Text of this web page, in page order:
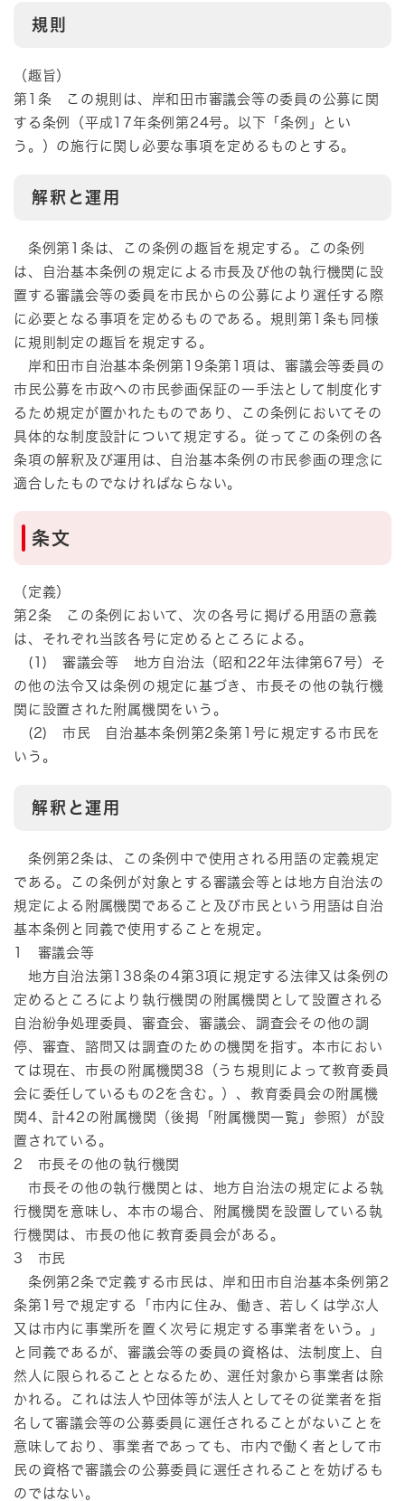
規則
（趣旨）
第1条 この規則は、岸和田市審議会等の委員の公募に関
する条例（平成17年条例第24号。以下「条例」とい
う。）の施行に関し必要な事項を定めるものとする。
解釈と運用
条例第1条は、この条例の趣旨を規定する。この条例
は、自治基本条例の規定による市長及び他の執行機関に設
置する審議会等の委員を市民からの公募により選任する際
に必要となる事項を定めるものである。規則第1条も同様
に規則制定の趣旨を規定する。
岸和田市自治基本条例第19条第1項は、審議会等委員の
市民公募を市政への市民参画保証の一手法として制度化す
るため規定が置かれたものであり、この条例においてその
具体的な制度設計について規定する。従ってこの条例の各
条項の解釈及び運用は、自治基本条例の市民参画の理念に
適合したものでなければならない。
条文
（定義）
第2条 この条例において、次の各号に掲げる用語の意義
は、それぞれ当該各号に定めるところによる。
(1) 審議会等 地方自治法（昭和22年法律第67号）そ
の他の法令又は条例の規定に基づき、市長その他の執行機
関に設置された附属機関をいう。
(2) 市民 自治基本条例第2条第1号に規定する市民を
いう。
解釈と運用
条例第2条は、この条例中で使用される用語の定義規定
である。この条例が対象とする審議会等とは地方自治法の
規定による附属機関であること及び市民という用語は自治
基本条例と同義で使用することを規定。
1 審議会等
地方自治法第138条の4第3項に規定する法律又は条例の
定めるところにより執行機関の附属機関として設置される
自治紛争処理委員、審査会、審議会、調査会その他の調
停、審査、諮問又は調査のための機関を指す。本市におい
ては現在、市長の附属機関38（うち規則によって教育委員
会に委任しているもの2を含む。）、教育委員会の附属機
関4、計42の附属機関（後掲「附属機関一覧」参照）が設
置されている。
2 市長その他の執行機関
市長その他の執行機関とは、地方自治法の規定による執
行機関を意味し、本市の場合、附属機関を設置している執
行機関は、市長の他に教育委員会がある。
3 市民
条例第2条で定義する市民は、岸和田市自治基本条例第2
条第1号で規定する「市内に住み、働き、若しくは学ぶ人
又は市内に事業所を置く次号に規定する事業者をいう。」
と同義であるが、審議会等の委員の資格は、法制度上、自
然人に限られることとなるため、選任対象から事業者は除
かれる。これは法人や団体等が法人としてその従業者を指
名して審議会等の公募委員に選任されることがないことを
意味しており、事業者であっても、市内で働く者として市
民の資格で審議会の公募委員に選任されることを妨げるも
のではない。